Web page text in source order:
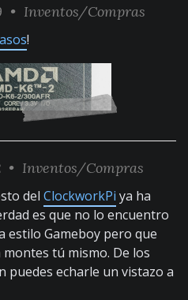
• Inventos/Compras
!
• Inventos/Compras
del ClockworkPi ya ha
es que no lo encuentro
estilo Gameboy pero que
tú mismo. De los
puedes echarle un vistazo a